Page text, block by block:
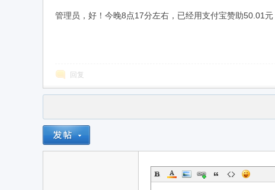
管理员，好！今晚8点17分左右，已经用支付宝赞助50.01
回复